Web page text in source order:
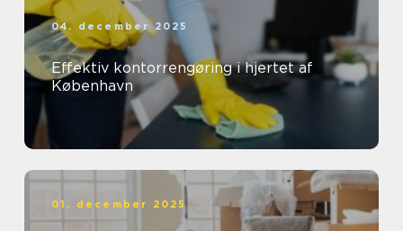
04. december 2025
Effektiv kontorrengøring i hjertet af
København
01. december 2025